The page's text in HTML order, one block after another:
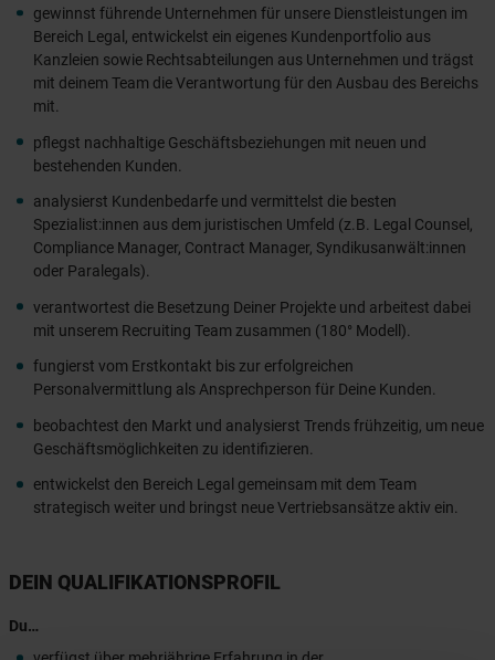
gewinnst führende Unternehmen für unsere Dienstleistungen im
Bereich Legal, entwickelst ein eigenes Kundenportfolio aus
Kanzleien sowie Rechtsabteilungen aus Unternehmen und trägst
mit deinem Team die Verantwortung für den Ausbau des Bereichs
mit.
pflegst nachhaltige Geschäftsbeziehungen mit neuen und
bestehenden Kunden.
analysierst Kundenbedarfe und vermittelst die besten
Spezialist:innen aus dem juristischen Umfeld (z.B. Legal Counsel,
Compliance Manager, Contract Manager, Syndikusanwält:innen
oder Paralegals).
verantwortest die Besetzung Deiner Projekte und arbeitest dabei
mit unserem Recruiting Team zusammen (180° Modell).
fungierst vom Erstkontakt bis zur erfolgreichen
Personalvermittlung als Ansprechperson für Deine Kunden.
beobachtest den Markt und analysierst Trends frühzeitig, um neue
Geschäftsmöglichkeiten zu identifizieren.
entwickelst den Bereich Legal gemeinsam mit dem Team
strategisch weiter und bringst neue Vertriebsansätze aktiv ein.
DEIN QUALIFIKATIONSPROFIL
Du…